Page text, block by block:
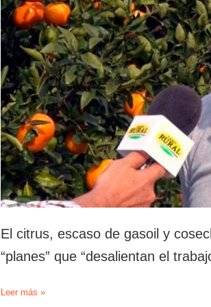
El citrus, escaso de gasoil y
“planes” que “desalientan el
El
Leer más »